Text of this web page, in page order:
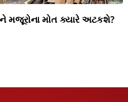
મજૂરોના મોત ક્યારે અટકશે?